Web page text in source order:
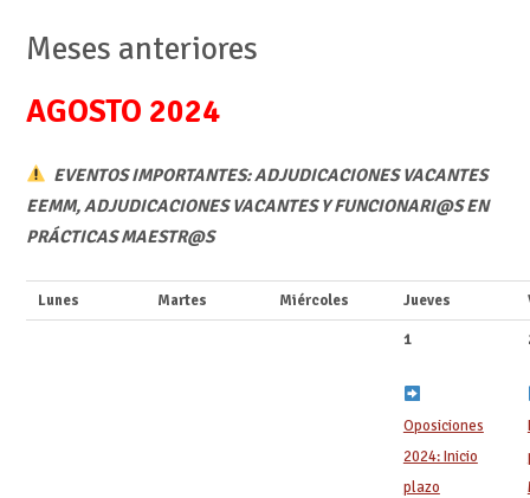
Meses anteriores
AGOSTO 2024
EVENTOS IMPORTANTES: ADJUDICACIONES VACANTES
EEMM, ADJUDICACIONES VACANTES Y FUNCIONARI@S EN
PRÁCTICAS MAESTR@S
Lunes Martes Miércoles Jueves
1
Oposiciones
2024: Inicio
plazo